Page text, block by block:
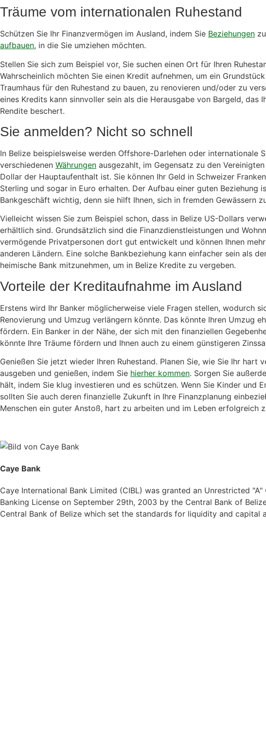
Träume vom internationalen Ruhestand
Schützen Sie Ihr Finanzvermögen im Ausland, indem Sie Beziehungen
aufbauen, in die Sie umziehen möchten.
Stellen Sie sich zum Beispiel vor, Sie suchen einen Ort für Ihren
Wahrscheinlich möchten Sie einen Kredit aufnehmen, um ein
Traumhaus für den Ruhestand zu bauen, zu renovieren und/oder zu
eines Kredits kann sinnvoller sein als die Herausgabe von Bargeld, das
Rendite beschert.
Sie anmelden? Nicht so schnell
In Belize beispielsweise werden Offshore-Darlehen oder internationale
verschiedenen Währungen ausgezahlt, im Gegensatz zu den
Dollar der Hauptaufenthalt ist. Sie können Ihr Geld in Schweizer
Sterling und sogar in Euro erhalten. Der Aufbau einer guten Beziehung
Bankgeschäft wichtig, denn sie hilft Ihnen, sich in fremden Gewässern
Vielleicht wissen Sie zum Beispiel schon, dass in Belize US-Dollars
erhältlich sind. Grundsätzlich sind die Finanzdienstleistungen und
vermögende Privatpersonen dort gut entwickelt und können Ihnen
anderen Ländern. Eine solche Bankbeziehung kann einfacher sein als
heimische Bank mitzunehmen, um in Belize Kredite zu vergeben.
Vorteile der Kreditaufnahme im Ausland
Erstens wird Ihr Banker möglicherweise viele Fragen stellen, wodurch
Renovierung und Umzug verlängern könnte. Das könnte Ihren Umzug
fördern. Ein Banker in der Nähe, der sich mit den finanziellen
könnte Ihre Träume fördern und Ihnen auch zu einem günstigeren
Genießen Sie jetzt wieder Ihren Ruhestand. Planen Sie, wie Sie Ihr hart
ausgeben und genießen, indem Sie hierher kommen. Sorgen Sie
hält, indem Sie klug investieren und es schützen. Wenn Sie Kinder und
sollten Sie auch deren finanzielle Zukunft in Ihre Finanzplanung
Menschen ein guter Anstoß, hart zu arbeiten und im Leben erfolgreich
Caye Bank
Caye International Bank Limited (CIBL) was granted an Unrestricted "A"
Banking License on September 29th, 2003 by the Central Bank of
Central Bank of Belize which set the standards for liquidity and capital